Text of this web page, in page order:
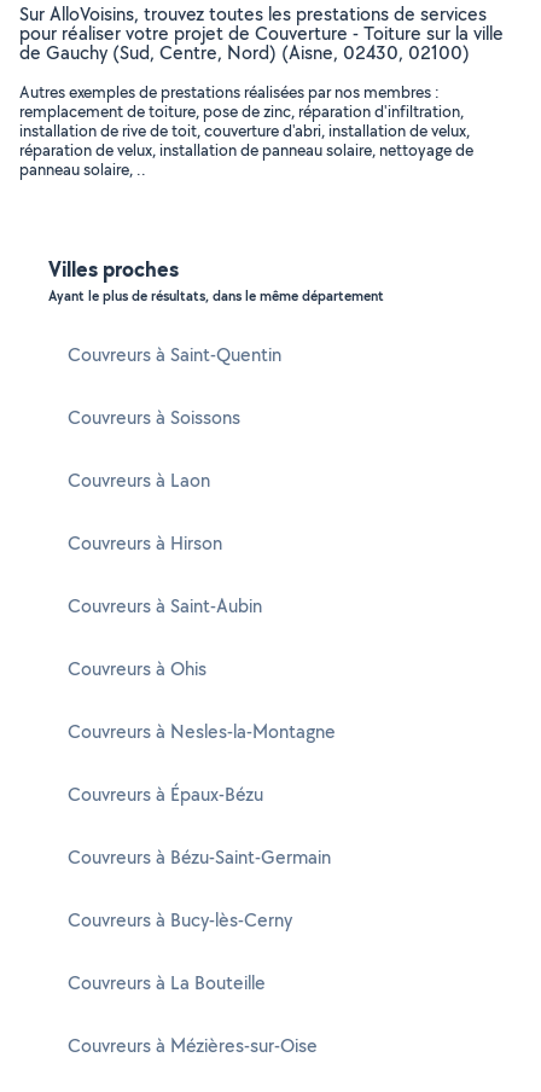
Sur AlloVoisins, trouvez toutes les prestations de services
pour réaliser votre projet de Couverture - Toiture sur la ville
de Gauchy (Sud, Centre, Nord) (Aisne, 02430, 02100)
Autres exemples de prestations réalisées par nos membres :
remplacement de toiture, pose de zinc, réparation d'infiltration,
installation de rive de toit, couverture d'abri, installation de velux,
réparation de velux, installation de panneau solaire, nettoyage de
panneau solaire, ..
Villes proches
Ayant le plus de résultats, dans le même département
Couvreurs à Saint-Quentin
Couvreurs à Soissons
Couvreurs à Laon
Couvreurs à Hirson
Couvreurs à Saint-Aubin
Couvreurs à Ohis
Couvreurs à Nesles-la-Montagne
Couvreurs à Épaux-Bézu
Couvreurs à Bézu-Saint-Germain
Couvreurs à Bucy-lès-Cerny
Couvreurs à La Bouteille
Couvreurs à Mézières-sur-Oise